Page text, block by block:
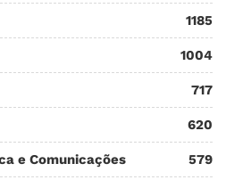
1185
1004
717
620
e Comunicações 579